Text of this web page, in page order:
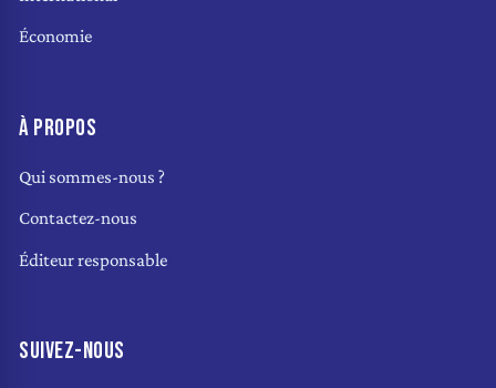
Économie
À PROPOS
Qui sommes-nous ?
Contactez-nous
Éditeur responsable
SUIVEZ-NOUS